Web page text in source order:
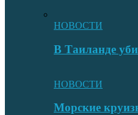
НОВОСТИ
В Таиланде
НОВОСТИ
Морские